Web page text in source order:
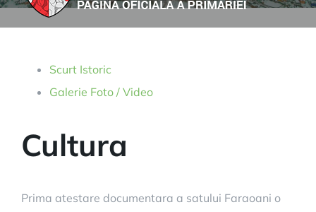
Scurt Istoric
Galerie Foto / Video
Cultura
Prima atestare documentara a satului Faraoani o